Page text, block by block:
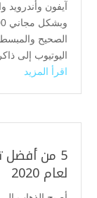
آيفون وأندرويد
الصحيح
اليوتيوب إلى
اقرأ المزيد
5 من أفضل
لعام 2020